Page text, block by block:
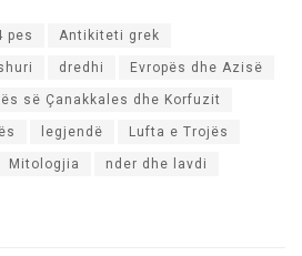
pes Antikiteti grek
dredhi Evropës dhe Azisë
së Çanakkales dhe Korfuzit
legjendë Lufta e Trojës
Mitologjia nder dhe lavdi